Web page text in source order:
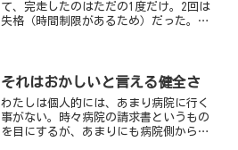
て、完走したのはただの1度だけ。2回は
失格（時間制限があるため）だった。フ
それはおかしいと言える健全さ
わたしは個人的には、あまり病院に行く
事がない。時々病院の請求書というもの
を目にするが、あまりにも病院側から見